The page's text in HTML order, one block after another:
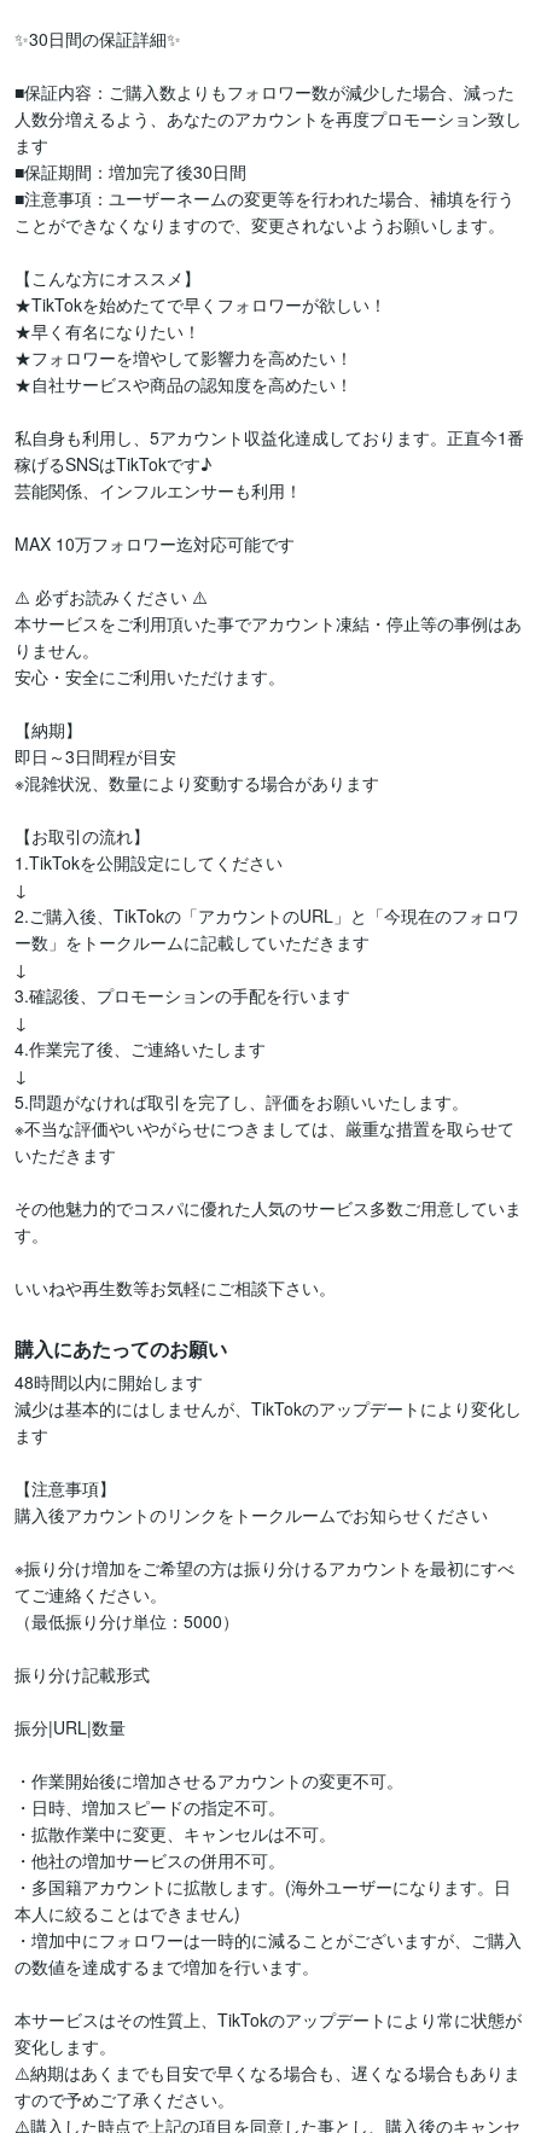
✨30日間の保証詳細✨
■保証内容：ご購入数よりもフォロワー数が減少した場合、減った
人数分増えるよう、あなたのアカウントを再度プロモーション致し
ます
■保証期間：増加完了後30日間
■注意事項：ユーザーネームの変更等を行われた場合、補填を行う
ことができなくなりますので、変更されないようお願いします。
【こんな方にオススメ】
★TikTokを始めたてで早くフォロワーが欲しい！
★早く有名になりたい！
★フォロワーを増やして影響力を高めたい！
★自社サービスや商品の認知度を高めたい！
私自身も利用し、5アカウント収益化達成しております。正直今1番
稼げるSNSはTikTokです♪
芸能関係、インフルエンサーも利用！
MAX 10万フォロワー迄対応可能です
⚠️ 必ずお読みください ⚠️
本サービスをご利用頂いた事でアカウント凍結・停止等の事例はあ
りません。
安心・安全にご利用いただけます。
【納期】
即日～3日間程が目安
※混雑状況、数量により変動する場合があります
【お取引の流れ】
1.TikTokを公開設定にしてください
↓
2.ご購入後、TikTokの「アカウントのURL」と「今現在のフォロワ
ー数」をトークルームに記載していただきます
↓
3.確認後、プロモーションの手配を行います
↓
4.作業完了後、ご連絡いたします
↓
5.問題がなければ取引を完了し、評価をお願いいたします。
※不当な評価やいやがらせにつきましては、厳重な措置を取らせて
いただきます
その他魅力的でコスパに優れた人気のサービス多数ご用意していま
す。
いいねや再生数等お気軽にご相談下さい。
購入にあたってのお願い
48時間以内に開始します
減少は基本的にはしませんが、TikTokのアップデートにより変化し
ます
【注意事項】
購入後アカウントのリンクをトークルームでお知らせください
※振り分け増加をご希望の方は振り分けるアカウントを最初にすべ
てご連絡ください。
（最低振り分け単位：5000）
振り分け記載形式
振分|URL|数量
・作業開始後に増加させるアカウントの変更不可。
・日時、増加スピードの指定不可。
・拡散作業中に変更、キャンセルは不可。
・他社の増加サービスの併用不可。
・多国籍アカウントに拡散します。(海外ユーザーになります。日
本人に絞ることはできません)
・増加中にフォロワーは一時的に減ることがございますが、ご購入
の数値を達成するまで増加を行います。
本サービスはその性質上、TikTokのアップデートにより常に状態が
変化します。
⚠️納期はあくまでも目安で早くなる場合も、遅くなる場合もありま
すので予めご了承ください。
⚠️購入した時点で上記の項目を同意した事とし、購入後のキャンセ